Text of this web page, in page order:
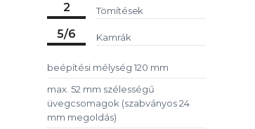
2 Tömítések
5/6 Kamrák
beépítési mélység 120 mm
max. 52 mm szélességű
üvegcsomagok (szabványos 24
mm megoldás)